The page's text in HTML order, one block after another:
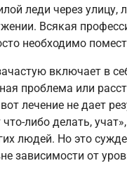
леди через
Всякая
необходимо
включает в
проблема или
лечение не дает
что-либо делать,
людей. Но это
зависимости от